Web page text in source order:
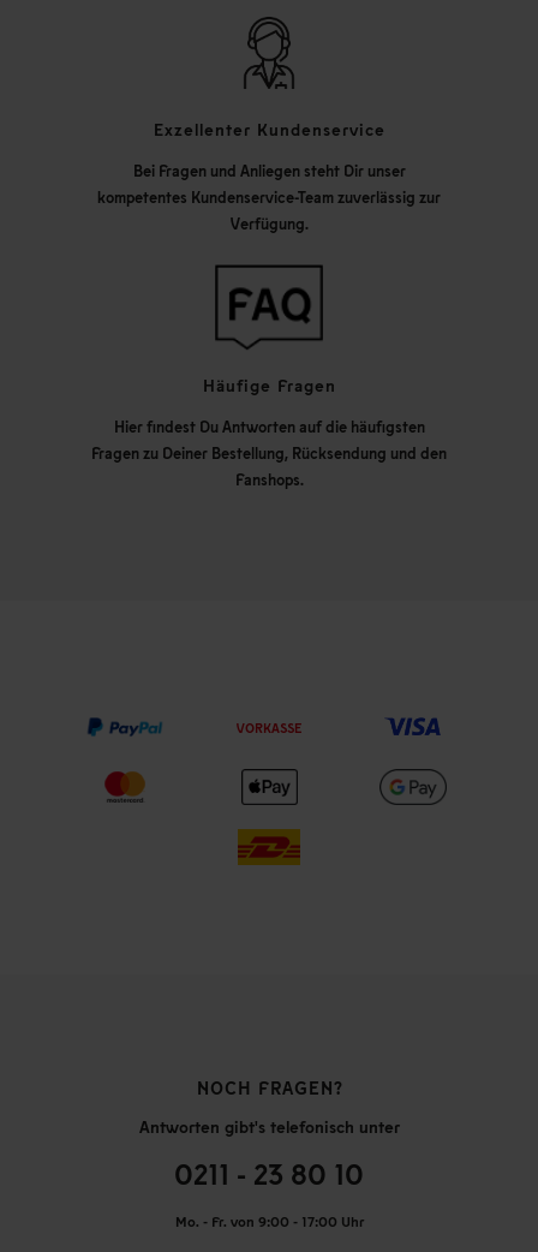
Exzellenter Kundenservice
Bei Fragen und Anliegen steht Dir unser
kompetentes Kundenservice-Team zuverlässig zur
Verfügung.
Häufige Fragen
Hier findest Du Antworten auf die häufigsten
Fragen zu Deiner Bestellung, Rücksendung und den
Fanshops.
VORKASSE
NOCH FRAGEN?
Antworten gibt's telefonisch unter
0211 - 23 80 10
Mo. - Fr. von 9:00 - 17:00 Uhr